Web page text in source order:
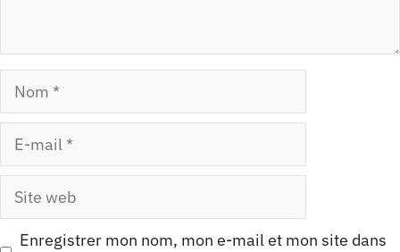
Nom
Site
Enregistrer mon nom, mon e-mail et mon site dans